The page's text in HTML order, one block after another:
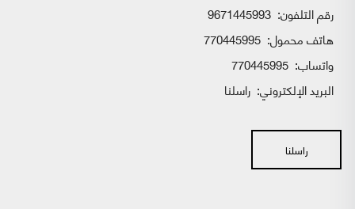
رقم التلفون: 9671445993
هاتف محمول: 770445995
واتساب:
البريد الإلكتروني: راسلنا
راسلنا